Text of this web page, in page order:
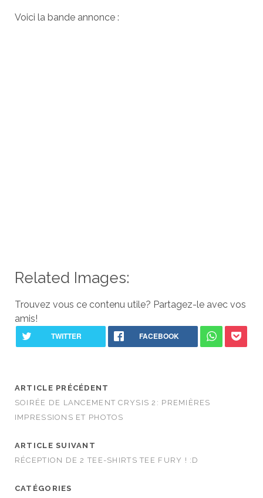
Voici la bande annonce :
Related Images:
Trouvez vous ce contenu utile? Partagez-le avec vos
amis!
ARTICLE PRÉCÉDENT
SOIRÉE DE LANCEMENT CRYSIS 2: PREMIÈRES
IMPRESSIONS ET PHOTOS
ARTICLE SUIVANT
RÉCEPTION DE 2 TEE-SHIRTS TEE FURY ! :D
CATÉGORIES